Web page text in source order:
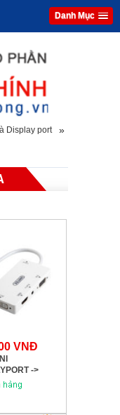
Danh Mục
Display port »
VNĐ
->
+ VGA +